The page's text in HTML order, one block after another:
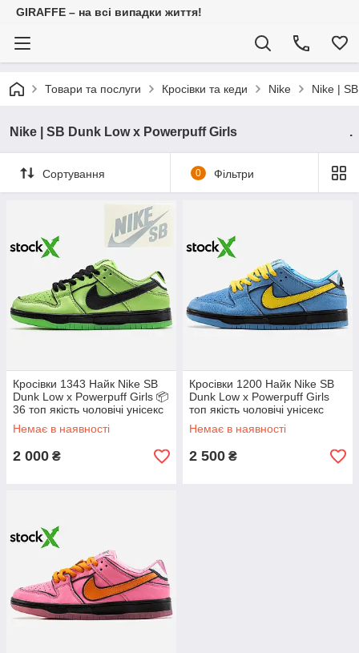
GIRAFFE – на всі випадки життя!
Товари та послуги Кросівки та кеди Nike Nike
Nike | SB Dunk Low x Powerpuff Girls .
Сортування 0 Фільтри
Кросівки 1343 Найк Nike SB
Dunk Low x Powerpuff Girls 📦
36 топ якість чоловічі унісекс
Немає в наявності
2 000 ₴
Кросівки 1200 Найк Nike SB
Dunk Low x Powerpuff Girls
топ якість чоловічі унісекс
Немає в наявності
2 500 ₴